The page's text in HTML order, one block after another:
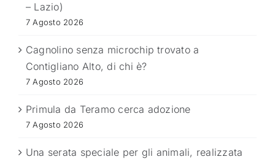
– Lazio)
7 Agosto 2026
Cagnolino senza microchip trovato a
Contigliano Alto, di chi è?
7 Agosto 2026
Primula da Teramo cerca adozione
7 Agosto 2026
Una serata speciale per gli animali, realizzata